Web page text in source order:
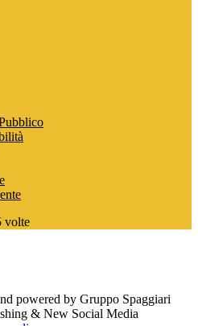
volte
powered by Gruppo Spaggiari
& New Social Media